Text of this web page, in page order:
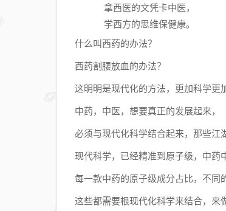
拿西医的文凭卡中医，
学西方的思维保健康。
什么叫西药的办法？
西药割腰放血的办法？
这明明是现代化的方法，更加科学更
中药，中医，想要真正的发展起来，
必须与现代化科学结合起来，那些江
现代科学，已经精准到原子级，中药
每一款中药的原子级成分占比，不同
这些都需要根现代化科学来结合，来